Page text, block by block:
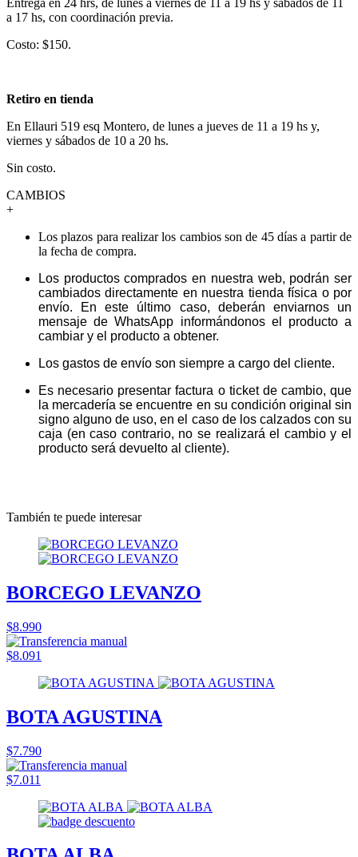
a 17 hs, con coordinación previa.
Costo: $150.
Retiro en tienda
En Ellauri 519 esq Montero, de lunes a jueves de 11 a 19 hs y,
viernes y sábados de 10 a 20 hs.
Sin costo.
CAMBIOS
+
Los plazos para realizar los cambios son de 45 días a partir de
la fecha de compra.
Los productos comprados en nuestra web, podrán ser
cambiados directamente en nuestra tienda física o por
envío. En este último caso, deberán enviarnos un
mensaje de WhatsApp informándonos el producto a
cambiar y el producto a obtener.
Los gastos de envío son siempre a cargo del cliente.
Es necesario presentar factura o ticket de cambio, que
la mercadería se encuentre en su condición original sin
signo alguno de uso, en el caso de los calzados con su
caja (en caso contrario, no se realizará el cambio y el
producto será devuelto al cliente).
También te puede interesar
BORCEGO LEVANZO
$8.990
$8.091
BOTA AGUSTINA
$7.790
$7.011